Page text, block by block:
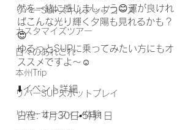
リバーSUPスキルアップコース
カスタマイズツアー
日々のあれこれ
本州Trip
リバーSUPスポットプレイ
リバーサーフィン体験
然を一緒に感じましょう😊運が良けれ
ばこんな光り輝く夕陽も見れるかも？
😍
ゆるっとSUPに乗ってみたい方にもオ
ススメですよ〜☺️
⬇️イベント詳細
日程: 4月30日•5月1日